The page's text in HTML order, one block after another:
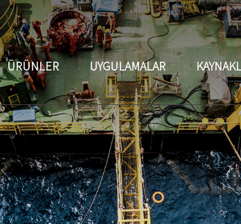
ÜRÜNLER UYGULAMALAR